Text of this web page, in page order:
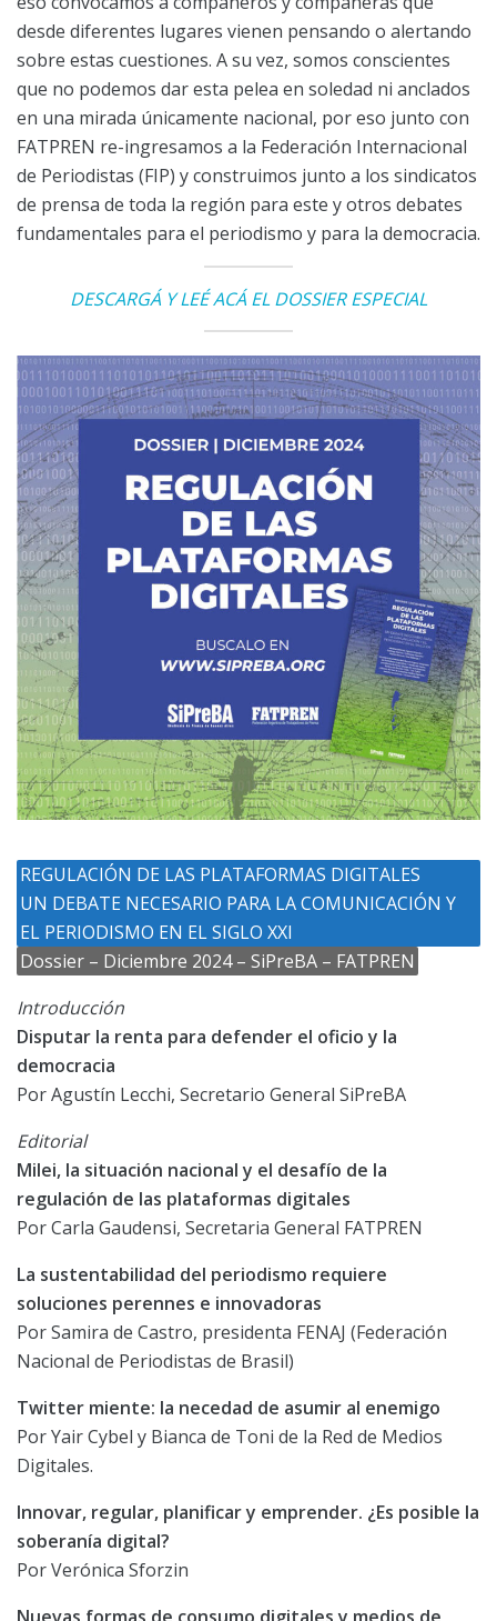
desde diferentes lugares vienen pensando o alertando
sobre estas cuestiones. A su vez, somos conscientes
que no podemos dar esta pelea en soledad ni anclados
en una mirada únicamente nacional, por eso junto con
FATPREN re-ingresamos a la Federación Internacional
de Periodistas (FIP) y construimos junto a los sindicatos
de prensa de toda la región para este y otros debates
fundamentales para el periodismo y para la democracia.
DESCARGÁ Y LEÉ ACÁ EL DOSSIER ESPECIAL
REGULACIÓN DE LAS PLATAFORMAS DIGITALES
UN DEBATE NECESARIO PARA LA COMUNICACIÓN Y
EL PERIODISMO EN EL SIGLO XXI
Dossier – Diciembre 2024 – SiPreBA – FATPREN
Introducción
Disputar la renta para defender el oficio y la
democracia
Por Agustín Lecchi, Secretario General SiPreBA
Editorial
Milei, la situación nacional y el desafío de la
regulación de las plataformas digitales
Por Carla Gaudensi, Secretaria General FATPREN
La sustentabilidad del periodismo requiere
soluciones perennes e innovadoras
Por Samira de Castro, presidenta FENAJ (Federación
Nacional de Periodistas de Brasil)
Twitter miente: la necedad de asumir al enemigo
Por Yair Cybel y Bianca de Toni de la Red de Medios
Digitales.
Innovar, regular, planificar y emprender. ¿Es posible la
soberanía digital?
Por Verónica Sforzin